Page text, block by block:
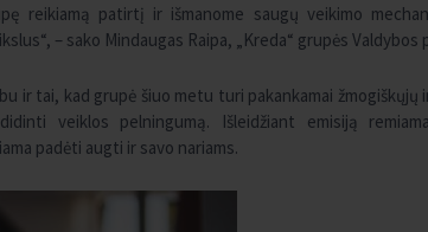
reikiamą patirtį ir išmanome saugų veikimo
– sako Mindaugas Raipa, „Kreda“ grupės Valdybos
ir tai, kad grupė šiuo metu turi pakankamai
veiklos pelningumą. Išleidžiant emisiją
padėti augti ir savo nariams.